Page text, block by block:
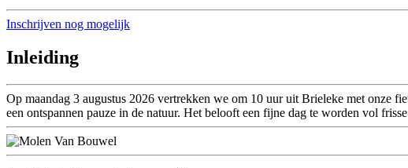
Inschrijven nog mogelijk
Inleiding
Op maandag 3 augustus 2026 vertrekken we om 10 uur uit Brieleke met onze
een ontspannen pauze in de natuur. Het belooft een fijne dag te worden vol